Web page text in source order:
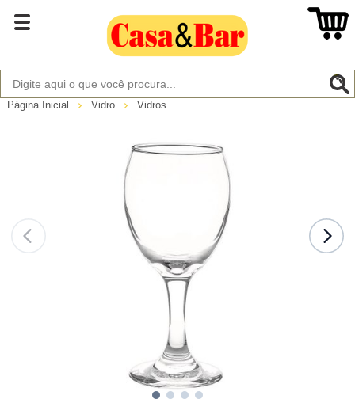
Página Inicial Vidro Vidros